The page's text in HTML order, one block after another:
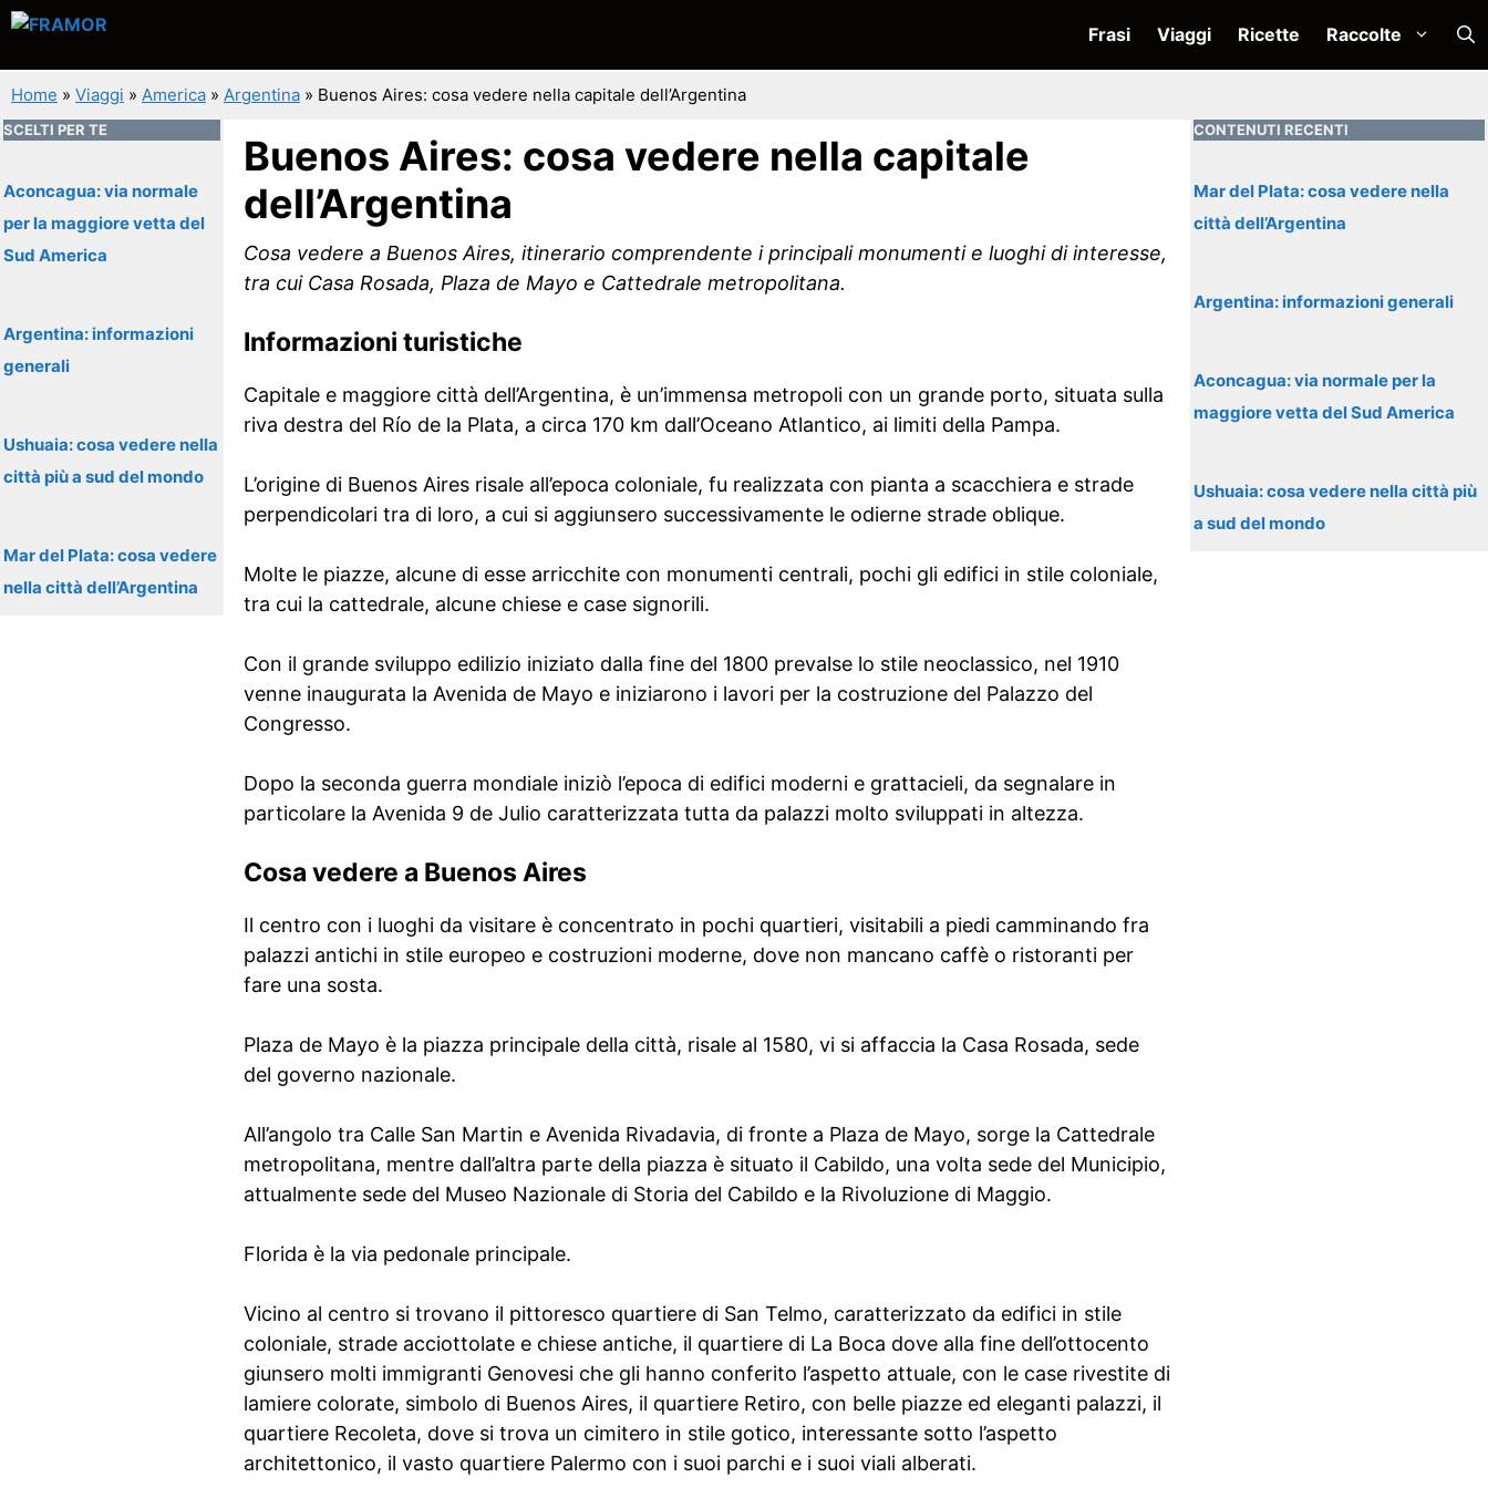
Vai
contenuto
Frasi Viaggi Ricette Raccolte
Home » Viaggi » America » Argentina » Buenos Aires: cosa vedere nella capitale dell’Argentina
Buenos Aires: cosa vedere nella capitale
dell’Argentina
Cosa vedere a Buenos Aires, itinerario comprendente i principali monumenti e luoghi di interesse,
tra cui Casa Rosada, Plaza de Mayo e Cattedrale metropolitana.
Informazioni turistiche
Capitale e maggiore città dell’Argentina, è un’immensa metropoli con un grande porto, situata sulla
riva destra del Río de la Plata, a circa 170 km dall’Oceano Atlantico, ai limiti della Pampa.
L’origine di Buenos Aires risale all’epoca coloniale, fu realizzata con pianta a scacchiera e strade
perpendicolari tra di loro, a cui si aggiunsero successivamente le odierne strade oblique.
Molte le piazze, alcune di esse arricchite con monumenti centrali, pochi gli edifici in stile coloniale,
tra cui la cattedrale, alcune chiese e case signorili.
Con il grande sviluppo edilizio iniziato dalla fine del 1800 prevalse lo stile neoclassico, nel 1910
venne inaugurata la Avenida de Mayo e iniziarono i lavori per la costruzione del Palazzo del
Congresso.
Dopo la seconda guerra mondiale iniziò l’epoca di edifici moderni e grattacieli, da segnalare in
particolare la Avenida 9 de Julio caratterizzata tutta da palazzi molto sviluppati in altezza.
Cosa vedere a Buenos Aires
Il centro con i luoghi da visitare è concentrato in pochi quartieri, visitabili a piedi camminando fra
palazzi antichi in stile europeo e costruzioni moderne, dove non mancano caffè o ristoranti per
fare una sosta.
Plaza de Mayo è la piazza principale della città, risale al 1580, vi si affaccia la Casa Rosada, sede
del governo nazionale.
All’angolo tra Calle San Martin e Avenida Rivadavia, di fronte a Plaza de Mayo, sorge la Cattedrale
metropolitana, mentre dall’altra parte della piazza è situato il Cabildo, una volta sede del Municipio,
attualmente sede del Museo Nazionale di Storia del Cabildo e la Rivoluzione di Maggio.
Florida è la via pedonale principale.
Vicino al centro si trovano il pittoresco quartiere di San Telmo, caratterizzato da edifici in stile
coloniale, strade acciottolate e chiese antiche, il quartiere di La Boca dove alla fine dell’ottocento
giunsero molti immigranti Genovesi che gli hanno conferito l’aspetto attuale, con le case rivestite di
lamiere colorate, simbolo di Buenos Aires, il quartiere Retiro, con belle piazze ed eleganti palazzi, il
quartiere Recoleta, dove si trova un cimitero in stile gotico, interessante sotto l’aspetto
architettonico, il vasto quartiere Palermo con i suoi parchi e i suoi viali alberati.
SCELTI PER TE
Aconcagua: via normale
per la maggiore vetta del
Sud America
Argentina: informazioni
generali
Ushuaia: cosa vedere nella
città più a sud del mondo
Mar del Plata: cosa vedere
nella città dell’Argentina
CONTENUTI RECENTI
Mar del Plata: cosa vedere nella
città dell’Argentina
Argentina: informazioni generali
Aconcagua: via normale per la
maggiore vetta del Sud America
Ushuaia: cosa vedere nella città più
a sud del mondo